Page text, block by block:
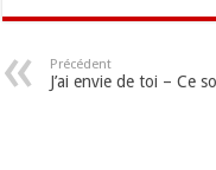
Précédent
J’ai envie de toi – Ce